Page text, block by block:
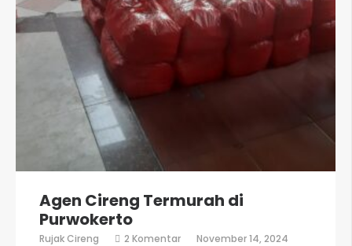
Agen Cireng Termurah di
Purwokerto
Rujak Cireng 2 KomentarpadaNovember 14, 2024